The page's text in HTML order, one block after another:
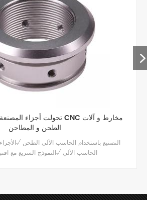
الطحن و المطاحن
الحاسب الآلي √النموذج السريع مع